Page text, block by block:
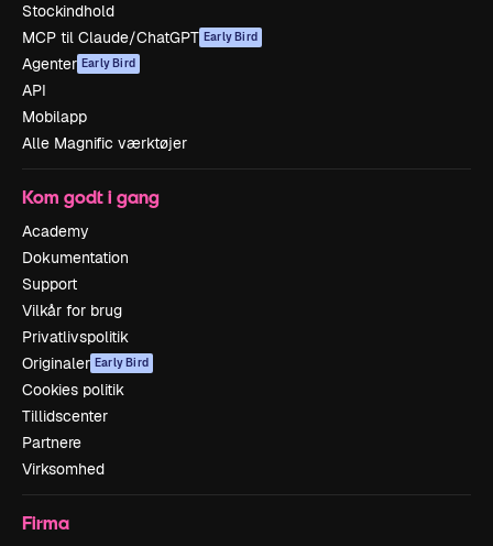
Stockindhold
MCP til Claude/ChatGPT Early Bird
Agenter Early Bird
API
Mobilapp
Alle Magnific værktøjer
Kom godt i gang
Academy
Dokumentation
Support
Vilkår for brug
Privatlivspolitik
Originaler Early Bird
Cookies politik
Tillidscenter
Partnere
Virksomhed
Firma